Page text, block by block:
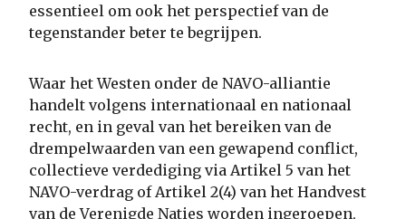
essentieel om ook het perspectief van de
tegenstander beter te begrijpen.
Waar het Westen onder de NAVO-alliantie
handelt volgens internationaal en nationaal
recht, en in geval van het bereiken van de
drempelwaarden van een gewapend conflict,
collectieve verdediging via Artikel 5 van het
NAVO-verdrag of Artikel 2(4) van het Handvest
van de Verenigde Naties worden ingeroepen,